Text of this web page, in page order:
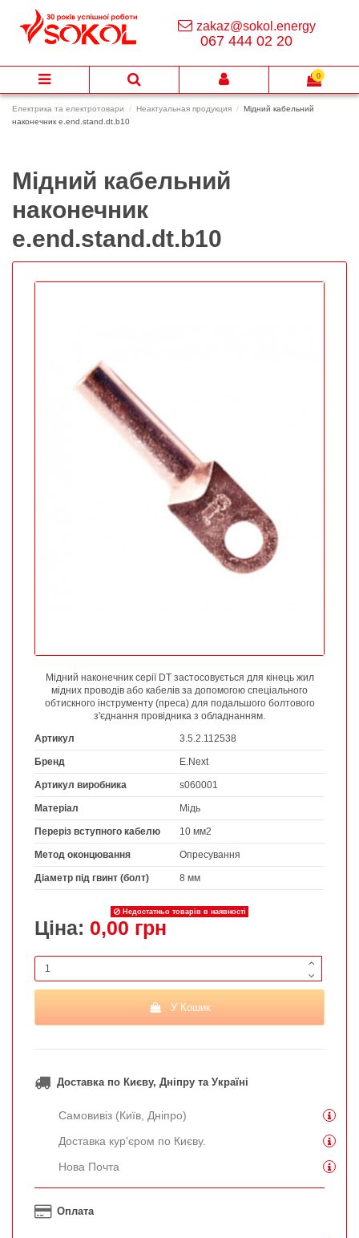
Електрика та електротовари Неактуальная продукция
Мідний кабельний
наконечник e.end.stand.dt.b10
Мідний кабельний
наконечник
e.end.stand.dt.b10
Мідний наконечник серії DT застосовується для кінець жил
мідних проводів або кабелів за допомогою спеціального
обтискного інструменту (преса) для подальшого болтового
з'єднання провідника з обладнанням.
Артикул
3.5.2.112538
Бренд E.Next
Артикул виробника s060001
Матеріал Мідь
Переріз вступного кабелю 10 мм2
Метод оконцювання Опресування
Діаметр під гвинт (болт) 8 мм
Недостатньо товарів в наявності
Ціна: 0,00 грн
У Кошик
Доставка по Києву, Дніпру та Україні
Самовивіз (Київ, Дніпро)
Доставка кур'єром по Києву.
Нова Почта
Оплата
zakaz@sokol.energy
067 444 02 20
0